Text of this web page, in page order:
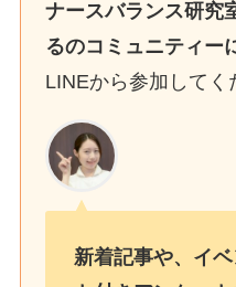
ナースバランス研究
るのコミュニティー
LINEから参加してく
新着記事や、イ